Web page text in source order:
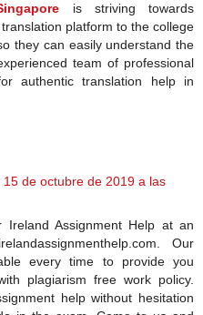
is striving towards
platform to the college
they can easily understand the
team of professional
authentic translation help in
15 de octubre de 2019 a las
Ireland Assignment Help at an
Our
every time to provide you
plagiarism free work policy.
help without hesitation